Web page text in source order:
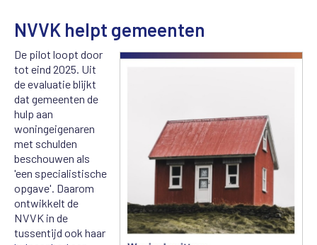
NVVK helpt gemeenten
De pilot loopt door
tot eind 2025. Uit
de evaluatie blijkt
dat gemeenten de
hulp aan
woningeigenaren
met schulden
beschouwen als
'een specialistische
opgave'. Daarom
ontwikkelt de
NVVK in de
tussentijd ook haar